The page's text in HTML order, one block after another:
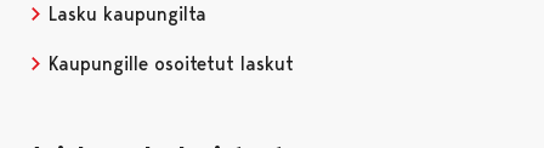
Lasku kaupungilta
Kaupungille osoitetut laskut